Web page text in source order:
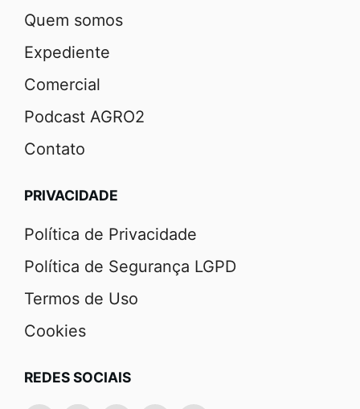
Quem somos
Expediente
Comercial
Podcast AGRO2
Contato
PRIVACIDADE
Política de Privacidade
Política de Segurança LGPD
Termos de Uso
Cookies
REDES SOCIAIS